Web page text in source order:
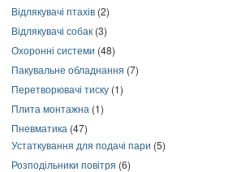
Відлякувачі птахів (2)
Відлякувачі собак (3)
Охоронні системи (48)
Пакувальне обладнання (7)
Перетворювачі тиску (1)
Плита монтажна (1)
Пневматика (47)
Устаткування для подачі пари (5)
Розподільники повітря (6)